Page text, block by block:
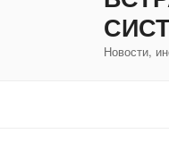
Новости,